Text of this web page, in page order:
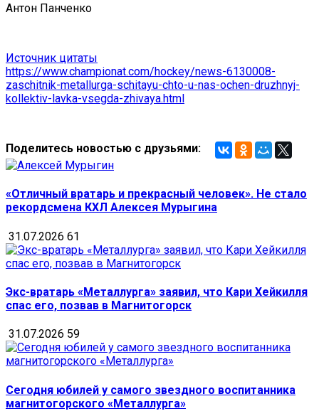
Антон Панченко
Источник цитаты
https://www.championat.com/hockey/news-6130008-
zaschitnik-metallurga-schitayu-chto-u-nas-ochen-druzhnyj-
kollektiv-lavka-vsegda-zhivaya.html
Поделитесь новостью с друзьями:
«Отличный вратарь и прекрасный человек». Не стало
рекордсмена КХЛ Алексея Мурыгина
31.07.2026 61
Экс-вратарь «Металлурга» заявил, что Кари Хейкилля
спас его, позвав в Магнитогорск
31.07.2026 59
Сегодня юбилей у самого звездного воспитанника
магнитогорского «Металлурга»